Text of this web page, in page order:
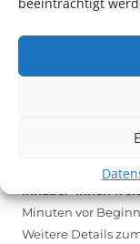
in
Vom 19. August
Minuten vor
Weitere Details